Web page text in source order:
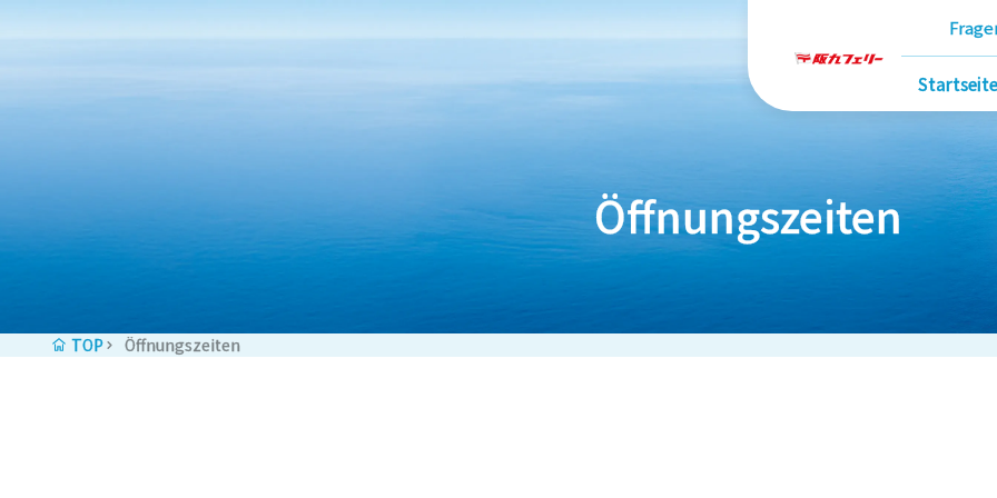
Startseite
Öffnungszeiten
TOP Öffnungszeiten